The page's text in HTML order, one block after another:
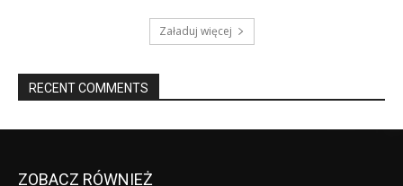
Załaduj więcej
RECENT COMMENTS
ZOBACZ RÓWNIEŻ